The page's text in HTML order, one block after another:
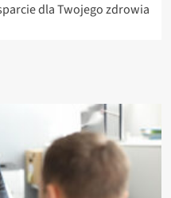
dla Twojego zdrowia